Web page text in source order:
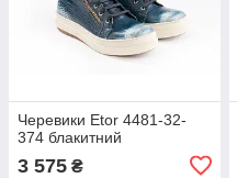
Черевики Etor 4481-32-
374 блакитний
3 575 ₴